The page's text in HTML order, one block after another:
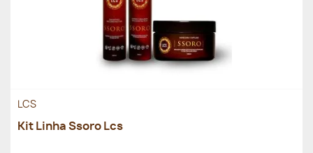
LCS
Kit Linha Ssoro Lcs